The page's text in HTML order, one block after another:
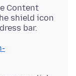
Content
shield icon